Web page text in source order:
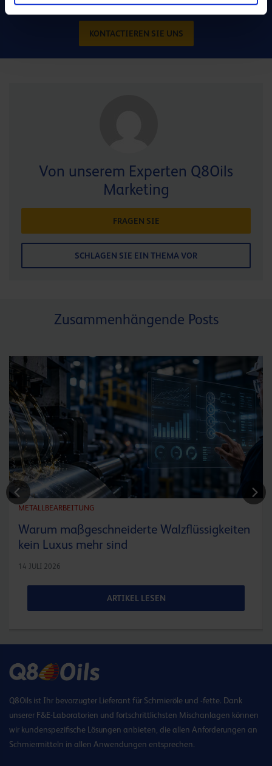
KONTACTIEREN SIE UNS
Von unserem Experten Q8Oils
Marketing
FRAGEN SIE
SCHLAGEN SIE EIN THEMA VOR
Zusammenhängende Posts
METALLBEARBEITUNG
Warum maßgeschneiderte Walzflüssigkeiten
kein Luxus mehr sind
14 JULI 2026
ARTIKEL LESEN
Q8Oils ist Ihr bevorzugter Lieferant für Schmieröle und -fette. Dank
unserer F&E-Laboratorien und fortschrittlichsten Mischanlagen können
wir kundenspezifische Lösungen anbieten, die allen Anforderungen an
Schmiermitteln in allen Anwendungen entsprechen.